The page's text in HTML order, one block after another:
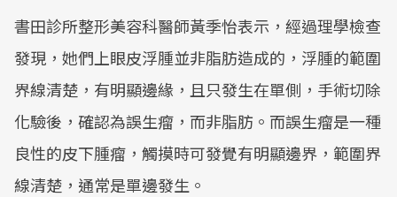
書田診所整形美容科醫師黃季怡表示，經過理學檢查
發現，她們上眼皮浮腫並非脂肪造成的，浮腫的範圍
界線清楚，有明顯邊緣，且只發生在單側，手術切除
化驗後，確認為誤生瘤，而非脂肪。而誤生瘤是一種
良性的皮下腫瘤，觸摸時可發覺有明顯邊界，範圍界
線清楚，通常是單邊發生。